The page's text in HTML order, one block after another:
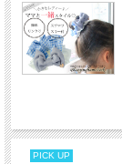
PICK UP